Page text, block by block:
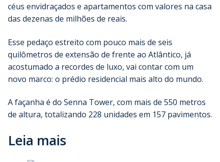
céus envidraçados e apartamentos com valores na casa
das dezenas de milhões de reais.
Esse pedaço estreito com pouco mais de seis
quilômetros de extensão de frente ao Atlântico, já
acostumado a recordes de luxo, vai contar com um
novo marco: o prédio residencial mais alto do mundo.
A façanha é do Senna Tower, com mais de 550 metros
de altura, totalizando 228 unidades em 157 pavimentos.
Leia mais